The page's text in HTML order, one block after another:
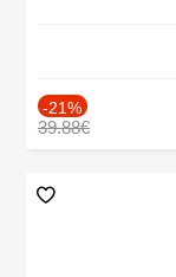
-21%
39.88€